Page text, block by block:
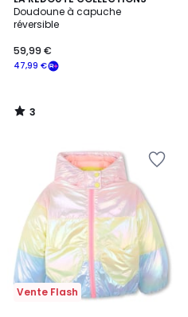
Doudoune à capuche
réversible
47,99 €
59,99 €
/
5
3
/
Vente Flash